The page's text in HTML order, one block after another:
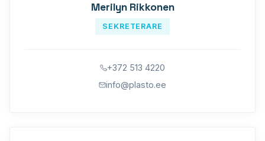
Merilyn Rikkonen
SEKRETERARE
+372 513 4220
info@plasto.ee